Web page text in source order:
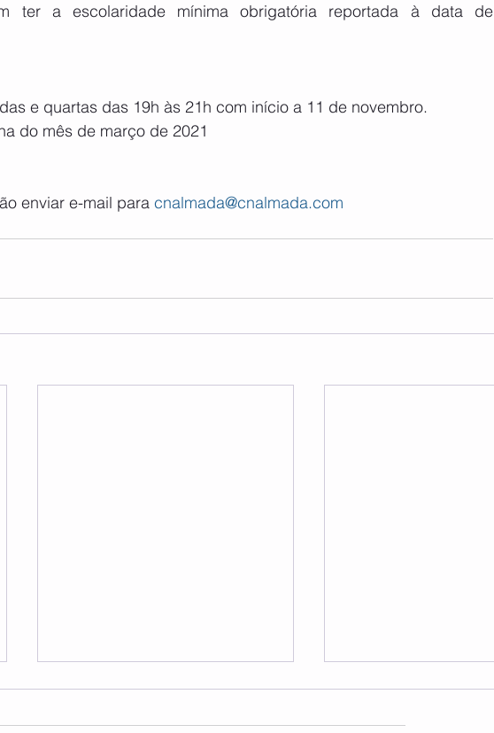
ter a escolaridade mínima obrigatória reportada à data de
e quartas das 19h às 21h com início a 11 de novembro.
do mês de março de 2021
enviar e-mail para cnalmada@cnalmada.com